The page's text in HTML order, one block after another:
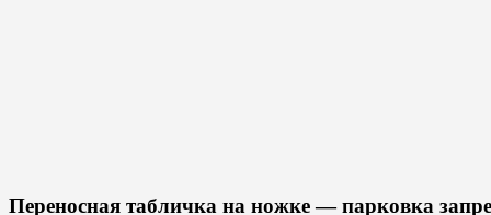
Переносная табличка на ножке — парковка